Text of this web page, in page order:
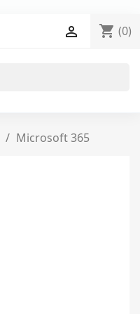
shopping_cart (0)

Microsoft 365